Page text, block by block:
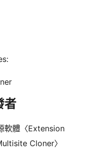
者
軟體〈Extension
Cloner〉